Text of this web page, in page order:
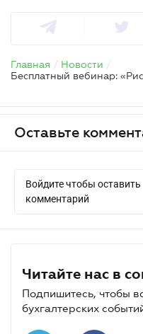
Главная / Новости /
Оставьте
Войдите чтобы оставить
комментарий
Читайте нас в
Подпишитесь, чтобы
бухгалтерских